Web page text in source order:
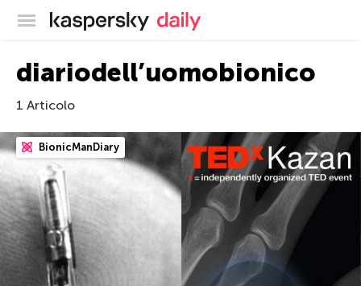
Blog ufficiale di Kaspersky
diariodell’uomobionico
1 Articolo
BionicManDiary